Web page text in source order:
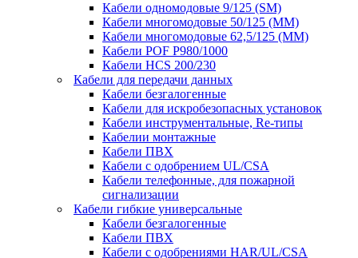
Кабели одномодовые 9/125 (SM)
Кабели многомодовые 50/125 (ММ)
Кабели многомодовые 62,5/125 (ММ)
Кабели POF P980/1000
Кабели HCS 200/230
Кабели для передачи данных
Кабели безгалогенные
Кабели для искробезопасных установок
Кабели инструментальные, Re-типы
Кабелии монтажные
Кабели ПВХ
Кабели с одобрением UL/CSA
Кабели телефонные, для пожарной
сигнализации
Кабели гибкие универсальные
Кабели безгалогенные
Кабели ПВХ
Кабели с одобрениями HAR/UL/CSA